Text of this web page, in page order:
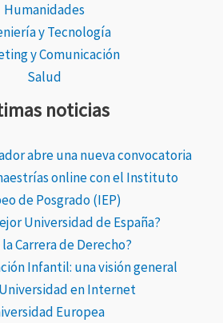
Humanidades
y Tecnología
y Comunicación
Salud
noticias
abre una nueva convocatoria
online con el Instituto
de Posgrado (IEP)
Universidad de España?
la Carrera de Derecho?
Infantil: una visión general
en Internet
Europea